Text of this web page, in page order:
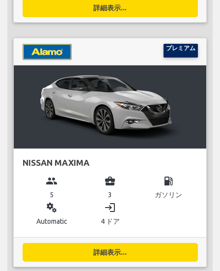
詳細表示...
プレミアム
NISSAN MAXIMA
group
5
business_center
3
local_gas_station
ガソリン
miscellaneous_services
Automatic
login
4 ドア
詳細表示...